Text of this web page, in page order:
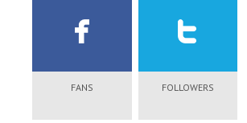
FANS FOLLOWERS